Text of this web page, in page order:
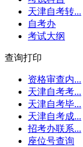
天津自考转...
自考办
考试大纲
查询打印
资格审查内...
天津自考考...
天津自考毕...
天津自考成...
招考办联系...
座位号查询